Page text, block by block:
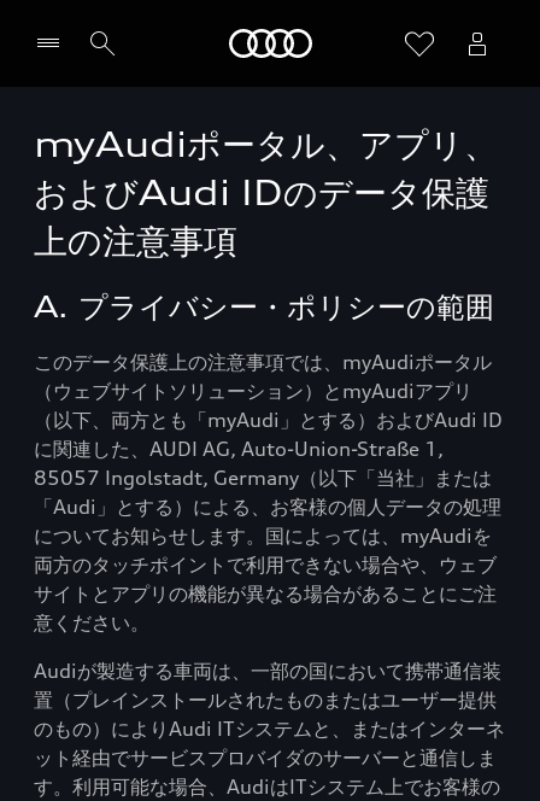
myAudiポータル、アプリ、
およびAudi IDのデータ保護
上の注意事項
A. プライバシー・ポリシーの範囲
このデータ保護上の注意事項では、myAudiポータル
（ウェブサイトソリューション）とmyAudiアプリ
（以下、両方とも「myAudi」とする）およびAudi ID
に関連した、AUDI AG, Auto-Union-Straße 1,
85057 Ingolstadt, Germany（以下「当社」または
「Audi」とする）による、お客様の個人データの処理
についてお知らせします。国によっては、myAudiを
両方のタッチポイントで利用できない場合や、ウェブ
サイトとアプリの機能が異なる場合があることにご注
意ください。
Audiが製造する車両は、一部の国において携帯通信装
置（プレインストールされたものまたはユーザー提供
のもの）によりAudi ITシステムと、またはインターネ
ット経由でサービスプロバイダのサーバーと通信しま
す。利用可能な場合、AudiはITシステム上でお客様の